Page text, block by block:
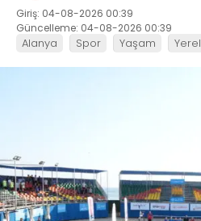
Giriş: 04-08-2026 00:39
Güncelleme: 04-08-2026 00:39
Alanya Spor Yaşam Yerel